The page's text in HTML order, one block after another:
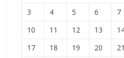
3
4 5 6 7
10
11 12 13
17
18 19 20 21